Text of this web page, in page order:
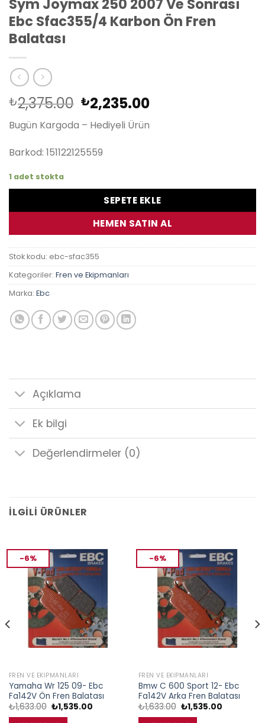
Sym Joymax 250 2007 Ve Sonrası
Ebc Sfac355/4 Karbon Ön Fren
Balatası
₺2,375.00 Orijinal
fiyat:
₺2,375.00.
₺2,235.00Şu
Bugün Kargoda – Hediyeli Ürün
Barkod: 151122125559
1 adet stokta
SEPETE EKLE
HEMEN SATIN AL
Stok kodu: ebc-sfac355
Kategoriler: Fren ve Ekipmanları
Marka: Ebc
Açıklama
Ek bilgi
Değerlendirmeler (0)
İLGILI ÜRÜNLER
-6%
FREN VE EKIPMANLARI
Yamaha Wr 125 09- Ebc
Fa142V Ön Fren Balatası
₺1,633.00 Orijinal
fiyat:
₺1,535.00Şu
-6%
FREN VE EKIPMANLARI
Bmw C 600 Sport 12- Ebc
Fa142V Arka Fren Balatası
₺1,633.00 Orijinal
fiyat:
₺1,535.00Şu